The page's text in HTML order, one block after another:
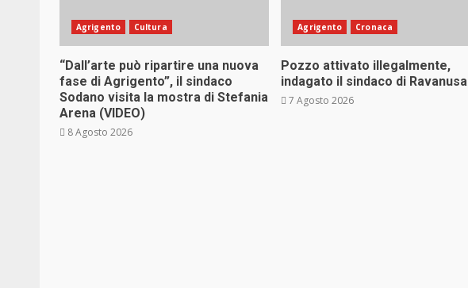
Agrigento Cultura
“Dall’arte può ripartire una nuova
fase di Agrigento”, il sindaco
Sodano visita la mostra di Stefania
Arena (VIDEO)
8 Agosto 2026
Agrigento Cronaca
Pozzo attivato illegalmente,
indagato il sindaco di Ravanusa
7 Agosto 2026